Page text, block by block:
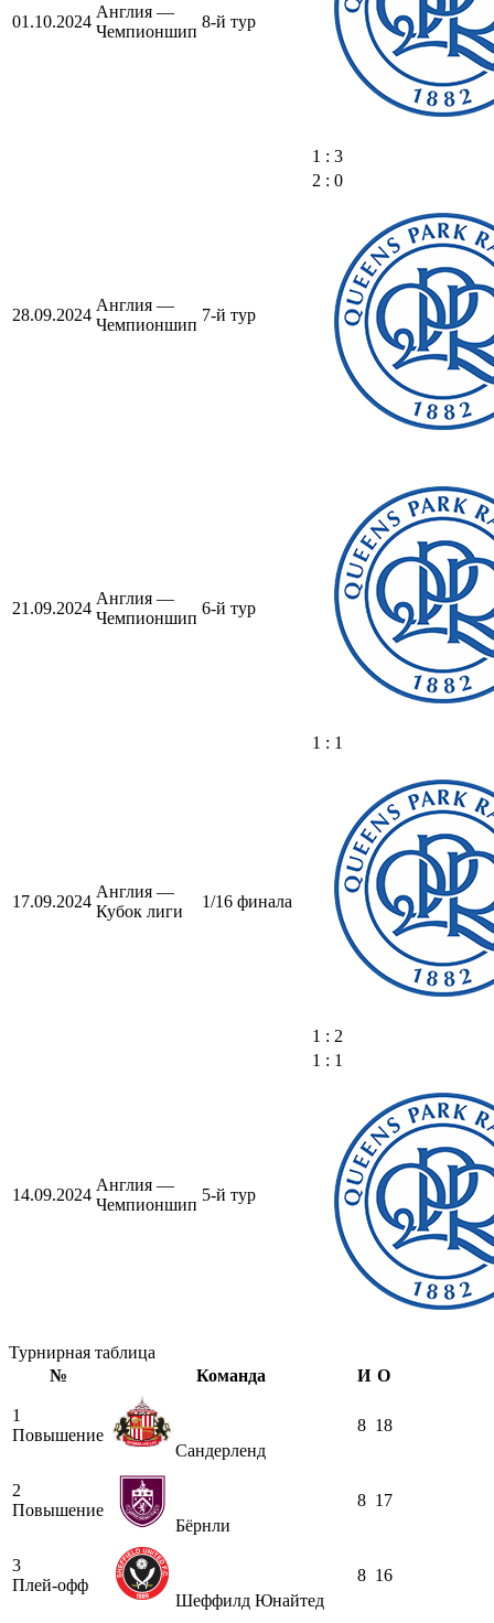
01.10.2024
Англия —
Чемпионшип
8-й тур
1 : 3
28.09.2024
Англия —
Чемпионшип
7-й тур
2 : 0
21.09.2024
Англия —
Чемпионшип
6-й тур
1 : 1
17.09.2024
Англия —
Кубок лиги
1/16 финала
1 : 2
14.09.2024
Англия —
Чемпионшип
5-й тур
1 : 1
Турнирная таблица
№
Команда И О
1
Повышение
Сандерленд
8 18
2
Повышение
Бёрнли
8 17
3
Плей-офф
Шеффилд Юнайтед
8 16